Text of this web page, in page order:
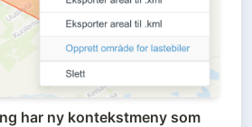
har ny kontekstmeny som